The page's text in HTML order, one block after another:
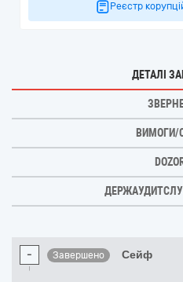
Реєстр
ДЕТАЛІ
ВИМОГИ/
- Завершено Сейф